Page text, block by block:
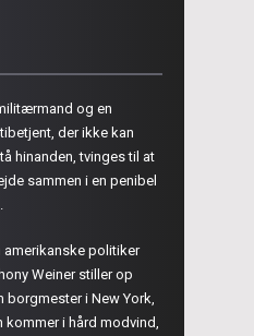
og en
der ikke kan
hinanden, tvinges til at
sammen i en penibel
amerikanske politiker
Weiner stiller op
borgmester i New York,
kommer i hård modvind,